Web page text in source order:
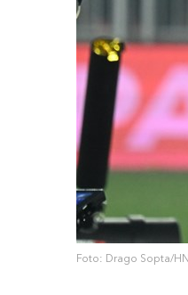
Foto: Drago Sopta/